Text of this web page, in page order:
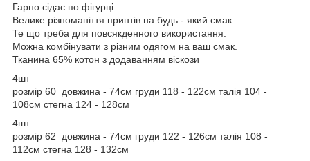
Гарно сідає по фігурці.
Велике різноманіття принтів на будь - який смак.
Те що треба для повсякденного використання.
Можна комбінувати з різним одягом на ваш смак.
Тканина 65% котон з додаванням віскози
4шт
розмір 60 довжина - 74см груди 118 - 122см талія 104 -
108см стегна 124 - 128см
4шт
розмір 62 довжина - 74см груди 122 - 126см талія 108 -
112см стегна 128 - 132см